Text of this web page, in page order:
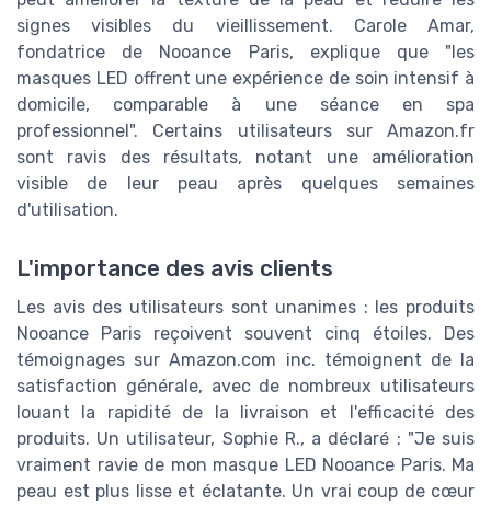
signes visibles du vieillissement. Carole Amar,
fondatrice de Nooance Paris, explique que "les
masques LED offrent une expérience de soin intensif à
domicile, comparable à une séance en spa
professionnel". Certains utilisateurs sur Amazon.fr
sont ravis des résultats, notant une amélioration
visible de leur peau après quelques semaines
d'utilisation.
L'importance des avis clients
Les avis des utilisateurs sont unanimes : les produits
Nooance Paris reçoivent souvent cinq étoiles. Des
témoignages sur Amazon.com inc. témoignent de la
satisfaction générale, avec de nombreux utilisateurs
louant la rapidité de la livraison et l'efficacité des
produits. Un utilisateur, Sophie R., a déclaré : "Je suis
vraiment ravie de mon masque LED Nooance Paris. Ma
peau est plus lisse et éclatante. Un vrai coup de cœur